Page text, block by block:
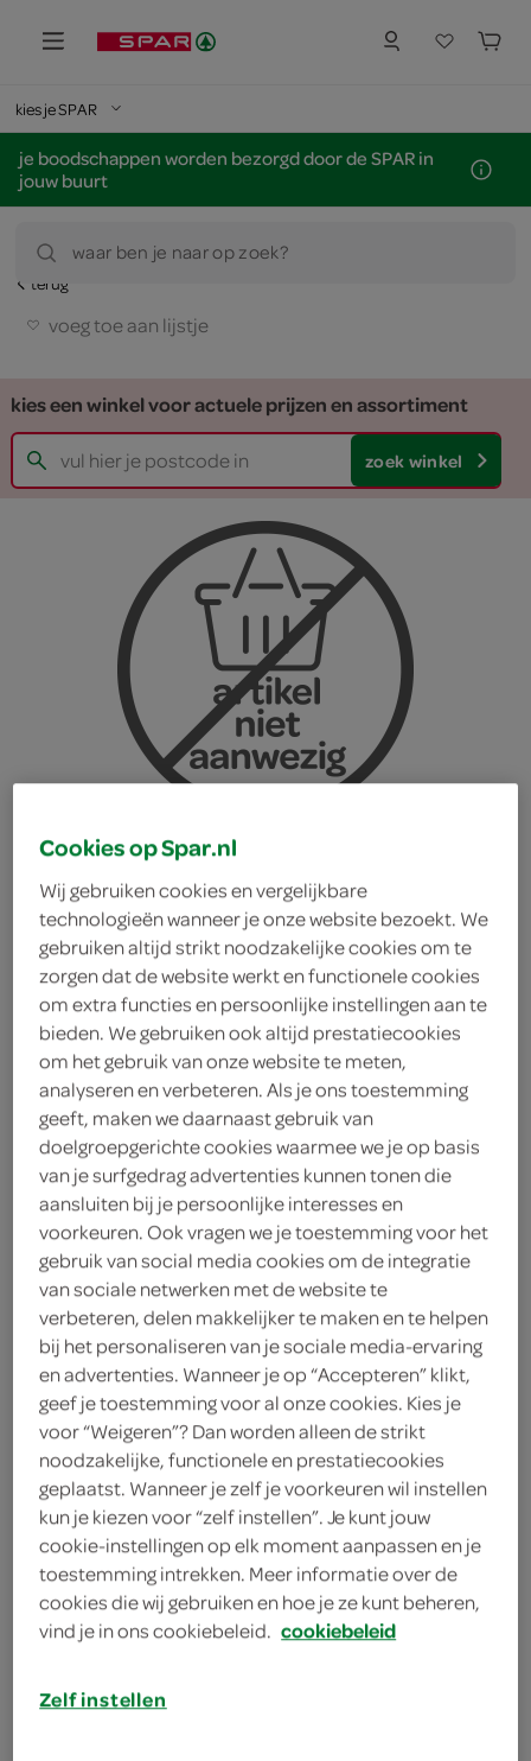
kies je SPAR
je boodschappen worden bezorgd door de SPAR in
jouw buurt
waar ben je naar op zoek?
terug
voeg toe aan lijstje
kies een winkel voor actuele prijzen en assortiment
zoek winkel
Anta Flu keelpastilles
eucalyptus suikervrij
Anta Flu
120 Gram
Let op: aanbiedingen zijn niet zichtbaar bij de
producten, maar worden wél automatisch
verwerkt in de winkelmand.
Ontdek de frisse smaak van Anta Flu eucalyptus
suikervrije keelpastilles!
Verfrissende eucalyptus smaak
Suikervrij voor gezondere keuze
A-merk kwaliteit in handige doos
Cookies op Spar.nl
Wij gebruiken cookies en vergelijkbare
technologieën wanneer je onze website bezoekt. We
gebruiken altijd strikt noodzakelijke cookies om te
zorgen dat de website werkt en functionele cookies
om extra functies en persoonlijke instellingen aan te
bieden. We gebruiken ook altijd prestatiecookies
om het gebruik van onze website te meten,
analyseren en verbeteren. Als je ons toestemming
geeft, maken we daarnaast gebruik van
doelgroepgerichte cookies waarmee we je op basis
van je surfgedrag advertenties kunnen tonen die
aansluiten bij je persoonlijke interesses en
voorkeuren. Ook vragen we je toestemming voor het
gebruik van social media cookies om de integratie
van sociale netwerken met de website te
verbeteren, delen makkelijker te maken en te helpen
bij het personaliseren van je sociale media-ervaring
en advertenties. Wanneer je op “Accepteren” klikt,
geef je toestemming voor al onze cookies. Kies je
voor “Weigeren”? Dan worden alleen de strikt
noodzakelijke, functionele en prestatiecookies
geplaatst. Wanneer je zelf je voorkeuren wil instellen
kun je kiezen voor “zelf instellen”. Je kunt jouw
cookie-instellingen op elk moment aanpassen en je
toestemming intrekken. Meer informatie over de
cookies die wij gebruiken en hoe je ze kunt beheren,
vind je in ons cookiebeleid. cookiebeleid
Zelf instellen